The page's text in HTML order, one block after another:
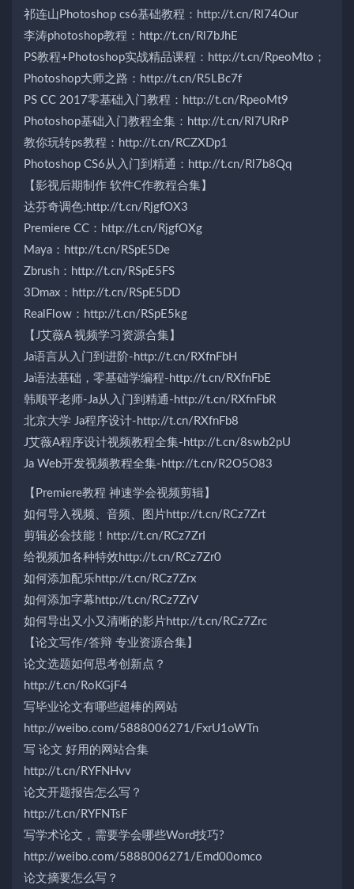
祁连山Photoshop cs6基础教程：http://t.cn/Rl74Our
李涛photoshop教程：http://t.cn/Rl7bJhE
PS教程+Photoshop实战精品课程：http://t.cn/RpeoMto；
Photoshop大师之路：http://t.cn/R5LBc7f
PS CC 2017零基础入门教程：http://t.cn/RpeoMt9
Photoshop基础入门教程全集：http://t.cn/Rl7URrP
教你玩转ps教程：http://t.cn/RCZXDp1
Photoshop CS6从入门到精通：http://t.cn/Rl7b8Qq
【影视后期制作 软件C作教程合集】
达芬奇调色:http://t.cn/RjgfOX3
Premiere CC：http://t.cn/RjgfOXg
Maya：http://t.cn/RSpE5De
Zbrush：http://t.cn/RSpE5FS
3Dmax：http://t.cn/RSpE5DD
RealFlow：http://t.cn/RSpE5kg
【J艾薇A 视频学习资源合集】
Ja语言从入门到进阶-http://t.cn/RXfnFbH
Ja语法基础，零基础学编程-http://t.cn/RXfnFbE
韩顺平老师-Ja从入门到精通-http://t.cn/RXfnFbR
北京大学 Ja程序设计-http://t.cn/RXfnFb8
J艾薇A程序设计视频教程全集-http://t.cn/8swb2pU
Ja Web开发视频教程全集-http://t.cn/R2O5O83
【Premiere教程 神速学会视频剪辑】
如何导入视频、音频、图片http://t.cn/RCz7Zrt
剪辑必会技能！http://t.cn/RCz7ZrI
给视频加各种特效http://t.cn/RCz7Zr0
如何添加配乐http://t.cn/RCz7Zrx
如何添加字幕http://t.cn/RCz7ZrV
如何导出又小又清晰的影片http://t.cn/RCz7Zrc
【论文写作/答辩 专业资源合集】
论文选题如何思考创新点？
http://t.cn/RoKGjF4
写毕业论文有哪些超棒的网站
http://weibo.com/5888006271/FxrU1oWTn
写 论文 好用的网站合集
http://t.cn/RYFNHvv
论文开题报告怎么写？
http://t.cn/RYFNTsF
写学术论文，需要学会哪些Word技巧?
http://weibo.com/5888006271/Emd00omco
论文摘要怎么写？